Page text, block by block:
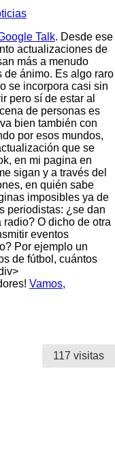
Talk. Desde ese
actualizaciones de
más a menudo
de ánimo. Es algo raro
se incorpora casi sin
pero sí de estar al
de personas es
bien también con
por esos mundos,
que se
en mi pagina en
sigan y a través del
en quién sabe
imposibles ya de
periodistas: ¿se dan
O dicho de otra
eventos
Por ejemplo un
de fútbol, cuántos
Vamos,
117 visitas